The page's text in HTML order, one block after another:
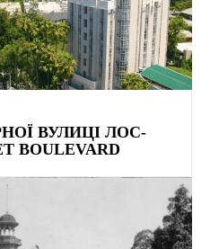
ВУЛИЦІ ЛОС-
BOULEVARD